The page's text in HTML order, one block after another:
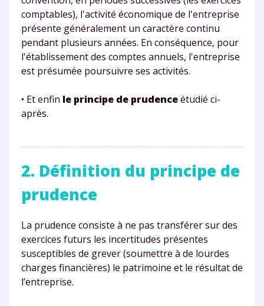
comptables), l'activité économique de l'entreprise
présente généralement un caractère continu
pendant plusieurs années. En conséquence, pour
l'établissement des comptes annuels, l'entreprise
est présumée poursuivre ses activités.
• Et enfin le principe de prudenceétudié ci-
après.
2. Définition du principe de
prudence
La prudence consiste à ne pas transférer sur des
exercices futurs les incertitudes présentes
susceptibles de grever (soumettre à de lourdes
charges financières) le patrimoine et le résultat de
l’entreprise.